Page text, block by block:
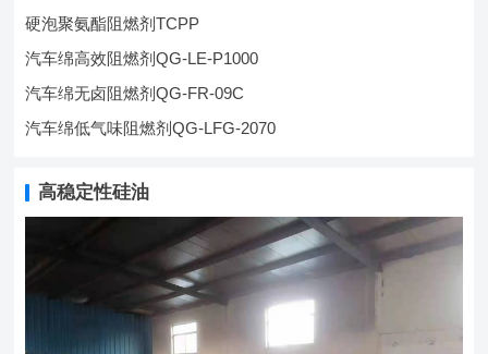
硬泡聚氨酯阻燃剂TCPP
汽车绵高效阻燃剂QG-LE-P1000
汽车绵无卤阻燃剂QG-FR-09C
汽车绵低气味阻燃剂QG-LFG-2070
高稳定性硅油